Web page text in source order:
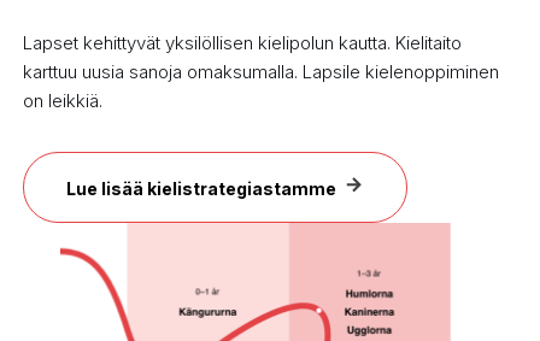
Lapset kehittyvät yksilöllisen kielipolun kautta. Kielitaito
karttuu uusia sanoja omaksumalla. Lapsile kielenoppiminen
on leikkiä.
Lue lisää kielistrategiastamme